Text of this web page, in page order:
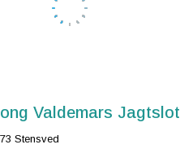
Valdemars Jagtslot
Stensved